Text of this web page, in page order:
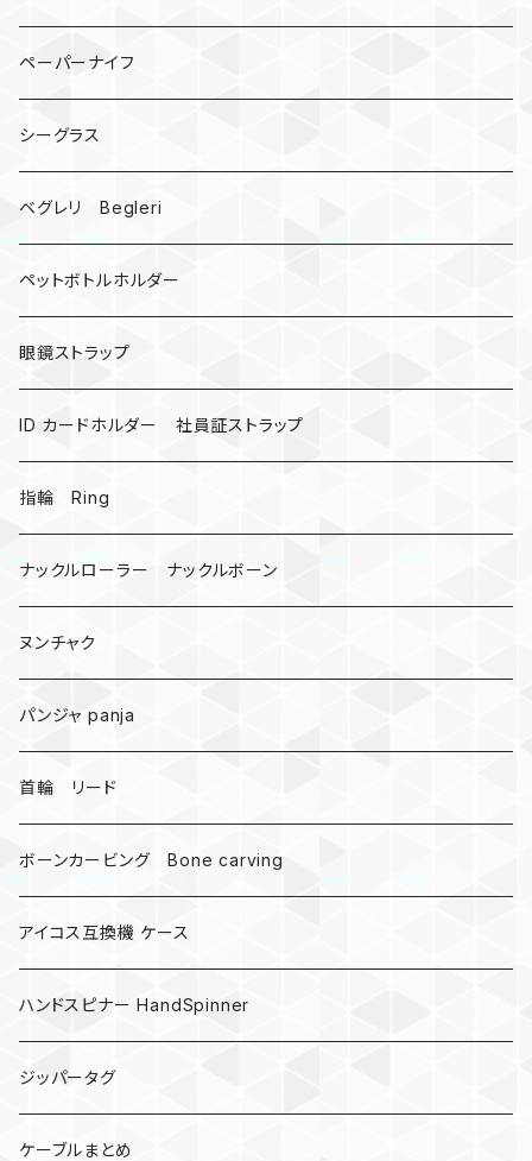
手裏剣
クロス十字架
ドリームキャッチャー
カウベル 熊鈴
昆虫
ミツバチ
AirTag
戦国武将、侍
悪魔の鍵
爬虫類、蛇
DNA 螺旋
受注作成_名入り、ネーム
ペーパーナイフ
シーグラス
ベグレリ Begleri
ペットボトルホルダー
眼鏡ストラップ
ID カードホルダー 社員証ストラップ
指輪 Ring
ナックルローラー ナックルボーン
ヌンチャク
パンジャ panja
首輪 リード
ボーンカービング Bone carving
アイコス互換機 ケース
ハンドスピナー HandSpinner
ジッパータグ
ケーブルまとめ